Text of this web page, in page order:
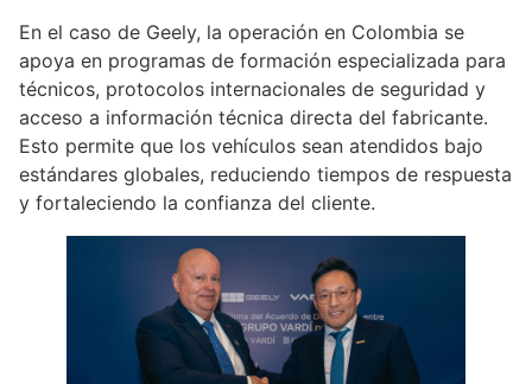
En el caso de Geely, la operación en Colombia se
apoya en programas de formación especializada para
técnicos, protocolos internacionales de seguridad y
acceso a información técnica directa del fabricante.
Esto permite que los vehículos sean atendidos bajo
estándares globales, reduciendo tiempos de respuesta
y fortaleciendo la confianza del cliente.